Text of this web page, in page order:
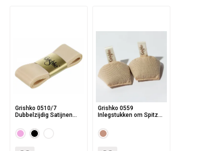
Grishko 0510/7
Dubbelzijdig Satijnen
Grishko 0559
Inlegstukken om Spitzen